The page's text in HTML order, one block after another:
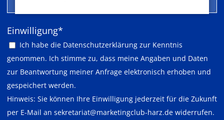
Pflichtfeld
Einwilligung*
Ich habe die Datenschutzerklärung zur Kenntnis
genommen. Ich stimme zu, dass meine Angaben und Daten
zur Beantwortung meiner Anfrage elektronisch erhoben und
gespeichert werden.
Hinweis: Sie können Ihre Einwilligung jederzeit für die Zukunft
per E-Mail an sekretariat@marketingclub-harz.de widerrufen.